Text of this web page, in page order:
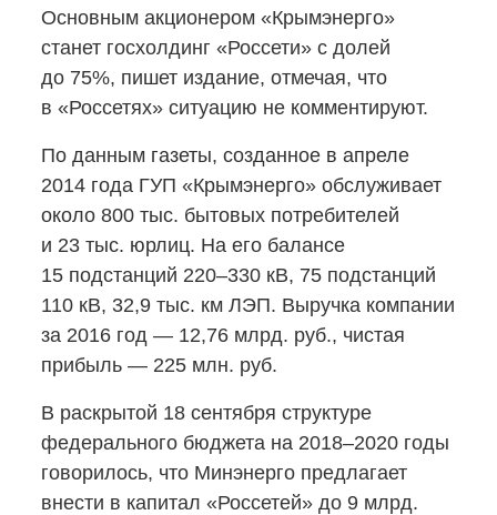
Основным акционером «Крымэнерго»
станет госхолдинг «Россети» с долей
до 75%, пишет издание, отмечая, что
в «Россетях» ситуацию не комментируют.
По данным газеты, созданное в апреле
2014 года ГУП «Крымэнерго» обслуживает
около 800 тыс. бытовых потребителей
и 23 тыс. юрлиц. На его балансе
15 подстанций 220–330 кВ, 75 подстанций
110 кВ, 32,9 тыс. км ЛЭП. Выручка компании
за 2016 год — 12,76 млрд. руб., чистая
прибыль — 225 млн. руб.
В раскрытой 18 сентября структуре
федерального бюджета на 2018–2020 годы
говорилось, что Минэнерго предлагает
внести в капитал «Россетей» до 9 млрд.